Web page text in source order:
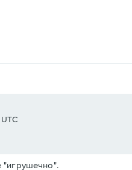
"игрушечно".